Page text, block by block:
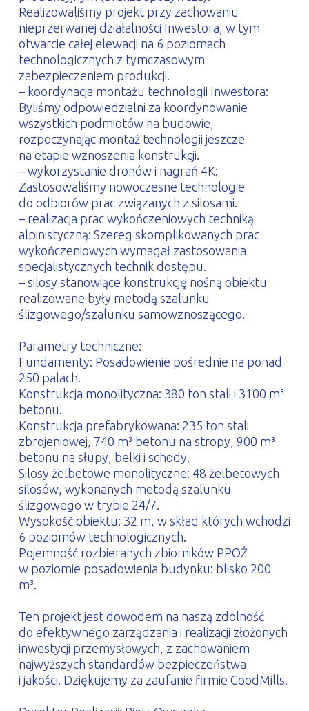
Realizowaliśmy projekt przy zachowaniu
nieprzerwanej działalności Inwestora, w tym
otwarcie całej elewacji na 6 poziomach
technologicznych z tymczasowym
zabezpieczeniem produkcji.
– koordynacja montażu technologii Inwestora:
Byliśmy odpowiedzialni za koordynowanie
wszystkich podmiotów na budowie,
rozpoczynając montaż technologii jeszcze
na etapie wznoszenia konstrukcji.
– wykorzystanie dronów i nagrań 4K:
Zastosowaliśmy nowoczesne technologie
do odbiorów prac związanych z silosami.
– realizacja prac wykończeniowych techniką
alpinistyczną: Szereg skomplikowanych prac
wykończeniowych wymagał zastosowania
specjalistycznych technik dostępu.
– silosy stanowiące konstrukcję nośną obiektu
realizowane były metodą szalunku
ślizgowego/szalunku samowznoszącego.
Parametry techniczne:
Fundamenty: Posadowienie pośrednie na ponad
250 palach.
Konstrukcja monolityczna: 380 ton stali i 3100 m³
betonu.
Konstrukcja prefabrykowana: 235 ton stali
zbrojeniowej, 740 m³ betonu na stropy, 900 m³
betonu na słupy, belki i schody.
Silosy żelbetowe monolityczne: 48 żelbetowych
silosów, wykonanych metodą szalunku
ślizgowego w trybie 24/7.
Wysokość obiektu: 32 m, w skład których wchodzi
6 poziomów technologicznych.
Pojemność rozbieranych zbiorników PPOŻ
w poziomie posadowienia budynku: blisko 200
m³.
Ten projekt jest dowodem na naszą zdolność
do efektywnego zarządzania i realizacji złożonych
inwestycji przemysłowych, z zachowaniem
najwyższych standardów bezpieczeństwa
i jakości. Dziękujemy za zaufanie firmie GoodMills.